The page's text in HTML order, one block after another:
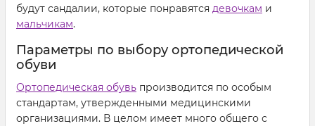
будут сандалии, которые понравятся девочкам и
мальчикам.
Параметры по выбору ортопедической
обуви
Ортопедическая обувь производится по особым
стандартам, утвержденными медицинскими
организациями. В целом имеет много общего с